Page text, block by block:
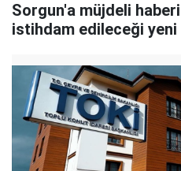
Sorgun'a müjdeli
istihdam edileceği